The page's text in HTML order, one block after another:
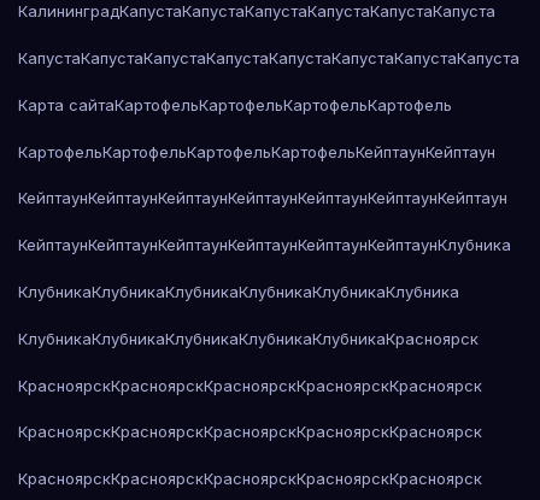
КалининградКапустаКапустаКапустаКапустаКапустаКапуста
КапустаКапустаКапустаКапустаКапустаКапустаКапустаКапуста
Карта сайтаКартофельКартофельКартофельКартофель
КартофельКартофельКартофельКартофельКейптаунКейптаун
КейптаунКейптаунКейптаунКейптаунКейптаунКейптаунКейптаун
КейптаунКейптаунКейптаунКейптаунКейптаунКейптаунКлубника
КлубникаКлубникаКлубникаКлубникаКлубникаКлубника
КлубникаКлубникаКлубникаКлубникаКлубникаКрасноярск
КрасноярскКрасноярскКрасноярскКрасноярскКрасноярск
КрасноярскКрасноярскКрасноярскКрасноярскКрасноярск
КрасноярскКрасноярскКрасноярскКрасноярскКрасноярск